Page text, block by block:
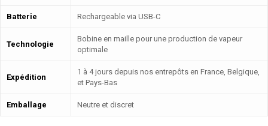
Batterie Rechargeable via USB-C
Technologie
Bobine en maille pour une production de vapeur
optimale
Expédition
1 à 4 jours depuis nos entrepôts en France, Belgique,
et Pays-Bas
Emballage Neutre et discret